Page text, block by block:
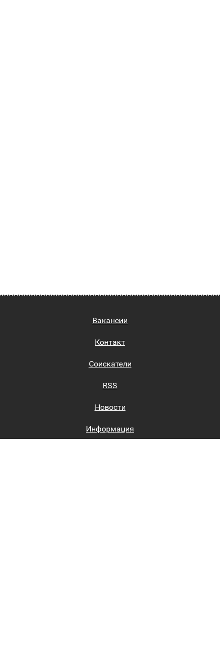
Вакансии
Контакт
Соискатели
RSS
Новости
Информация